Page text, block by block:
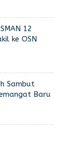
12
ke OSN
Sambut
Baru